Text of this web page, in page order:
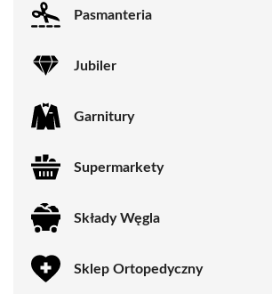
Pasmanteria
Jubiler
Garnitury
Supermarkety
Składy Węgla
Sklep Ortopedyczny